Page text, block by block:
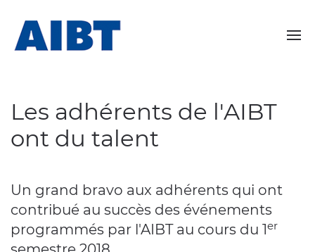
Les adhérents de l'AIBT
ont du talent
Un grand bravo aux adhérents qui ont
contribué au succès des événements
programmés par l'AIBT au cours du 1er